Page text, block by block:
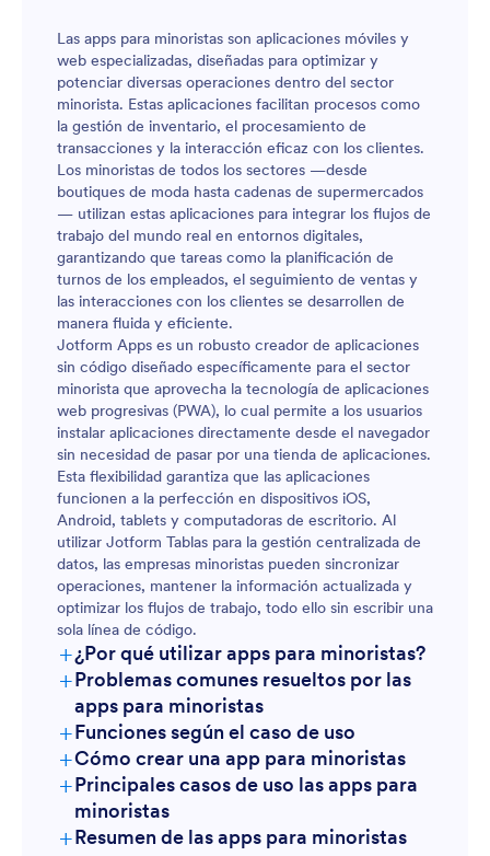
Las apps para minoristas son aplicaciones móviles y
web especializadas, diseñadas para optimizar y
potenciar diversas operaciones dentro del sector
minorista. Estas aplicaciones facilitan procesos como
la gestión de inventario, el procesamiento de
transacciones y la interacción eficaz con los clientes.
Los minoristas de todos los sectores —desde
boutiques de moda hasta cadenas de supermercados
— utilizan estas aplicaciones para integrar los flujos de
trabajo del mundo real en entornos digitales,
garantizando que tareas como la planificación de
turnos de los empleados, el seguimiento de ventas y
las interacciones con los clientes se desarrollen de
manera fluida y eficiente.
Jotform Apps es un robusto creador de aplicaciones
sin código diseñado específicamente para el sector
minorista que aprovecha la tecnología de aplicaciones
web progresivas (PWA), lo cual permite a los usuarios
instalar aplicaciones directamente desde el navegador
sin necesidad de pasar por una tienda de aplicaciones.
Esta flexibilidad garantiza que las aplicaciones
funcionen a la perfección en dispositivos iOS,
Android, tablets y computadoras de escritorio. Al
utilizar Jotform Tablas para la gestión centralizada de
datos, las empresas minoristas pueden sincronizar
operaciones, mantener la información actualizada y
optimizar los flujos de trabajo, todo ello sin escribir una
sola línea de código.
+¿Por qué utilizar apps para minoristas?
+Problemas comunes resueltos por las
apps para minoristas
+Funciones según el caso de uso
+Cómo crear una app para minoristas
+Principales casos de uso las apps para
minoristas
Para gerentes
+Resumen de las apps para minoristas